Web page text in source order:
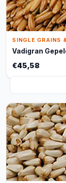
SINGLE GRAINS
Vadigran
€45,58